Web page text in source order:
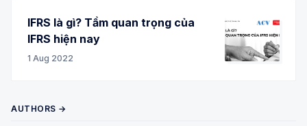
IFRS là gì? Tầm quan trọng của
IFRS hiện nay
1 Aug 2022
AUTHORS →